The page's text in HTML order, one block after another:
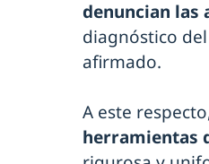
denuncian las
diagnóstico
afirmado.
A este
herramientas